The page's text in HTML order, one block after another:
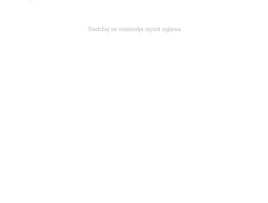
Sadržaj se nastavlja ispod oglasa